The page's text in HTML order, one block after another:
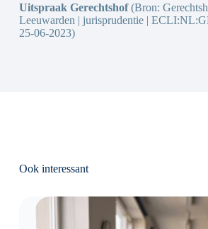
Uitspraak Gerechtshof(Bron:
Leeuwarden | jurisprudentie |
25-06-2023)
Ook interessant